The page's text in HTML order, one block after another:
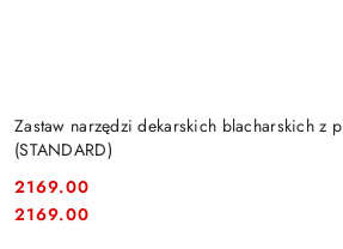
Zastaw narzędzi dekarskich blacharskich z
(STANDARD)
Cena:
2169.00
Cena:
2169.00